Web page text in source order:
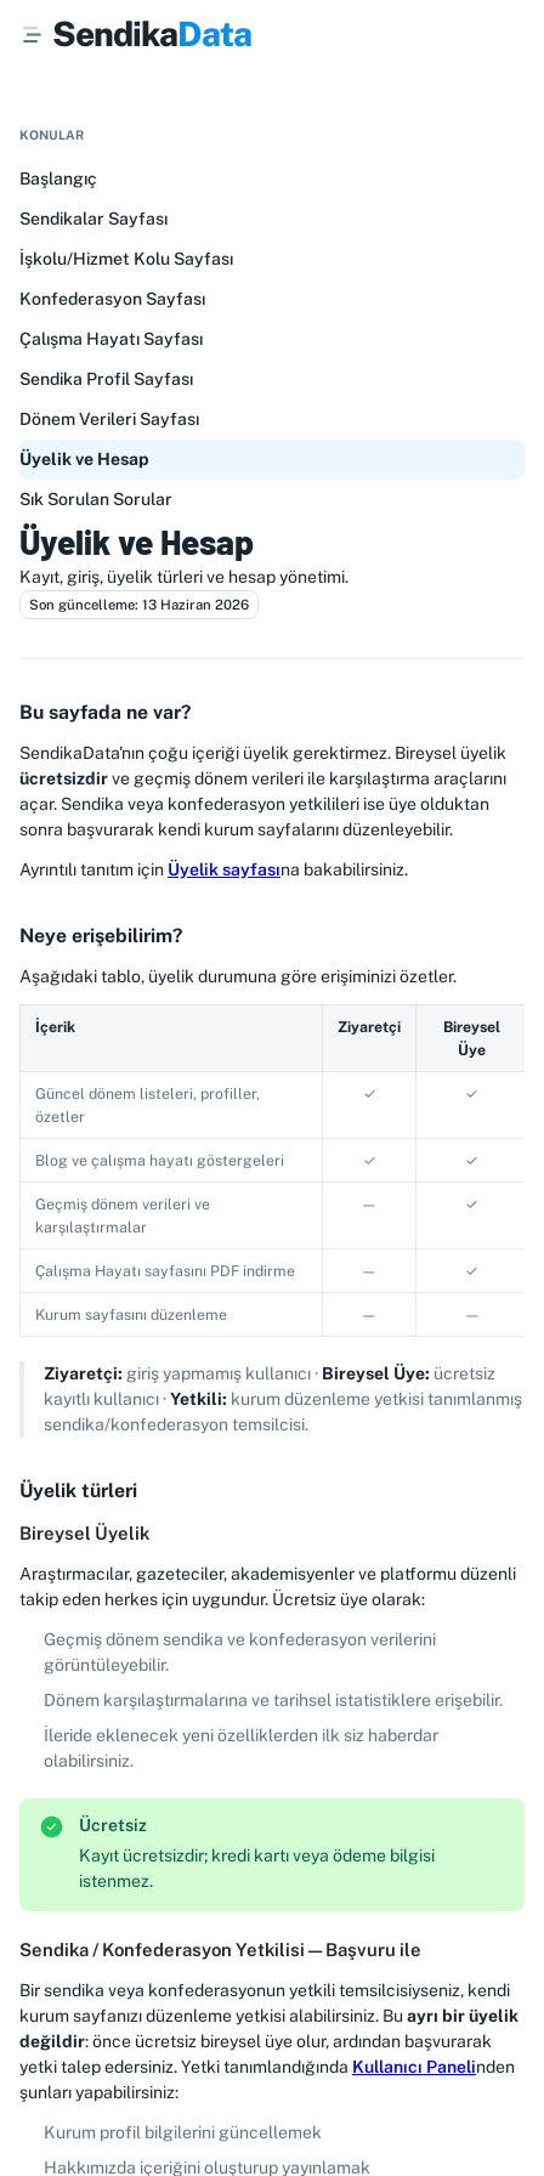
SendikaData
KONULAR
Başlangıç
Sendikalar Sayfası
İşkolu/Hizmet Kolu Sayfası
Konfederasyon Sayfası
Çalışma Hayatı Sayfası
Sendika Profil Sayfası
Dönem Verileri Sayfası
Üyelik ve Hesap
Sık Sorulan Sorular
Üyelik ve Hesap
Kayıt, giriş, üyelik türleri ve hesap yönetimi.
Son güncelleme: 13 Haziran 2026
Bu sayfada ne var?
SendikaData'nın çoğu içeriği üyelik gerektirmez. Bireysel üyelik
ücretsizdirve geçmiş dönem verileri ile karşılaştırma araçlarını
açar. Sendika veya konfederasyon yetkilileri ise üye olduktan
sonra başvurarak kendi kurum sayfalarını düzenleyebilir.
Ayrıntılı tanıtım için Üyelik sayfasına bakabilirsiniz.
Neye erişebilirim?
Aşağıdaki tablo, üyelik durumuna göre erişiminizi özetler.
İçerik Ziyaretçi
Bireysel
Üye
Güncel dönem listeleri, profiller,
özetler
✓ ✓
Blog ve çalışma hayatı göstergeleri ✓ ✓
Geçmiş dönem verileri ve
karşılaştırmalar
— ✓
Çalışma Hayatı sayfasını PDF indirme — ✓
Kurum sayfasını düzenleme — —
Ziyaretçi: giriş yapmamış kullanıcı · Bireysel Üye: ücretsiz
kayıtlı kullanıcı ·Yetkili: kurum düzenleme yetkisi tanımlanmış
sendika/konfederasyon temsilcisi.
Üyelik türleri
Bireysel Üyelik
Araştırmacılar, gazeteciler, akademisyenler ve platformu düzenli
takip eden herkes için uygundur. Ücretsiz üye olarak:
Geçmiş dönem sendika ve konfederasyon verilerini
görüntüleyebilir.
Dönem karşılaştırmalarına ve tarihsel istatistiklere erişebilir.
İleride eklenecek yeni özelliklerden ilk siz haberdar
olabilirsiniz.
Ücretsiz
Kayıt ücretsizdir; kredi kartı veya ödeme bilgisi
istenmez.
Sendika / Konfederasyon Yetkilisi — Başvuru ile
Bir sendika veya konfederasyonun yetkili temsilcisiyseniz, kendi
kurum sayfanızı düzenleme yetkisi alabilirsiniz. Bu ayrı bir üyelik
değildir: önce ücretsiz bireysel üye olur, ardından başvurarak
yetki talep edersiniz. Yetki tanımlandığında Kullanıcı Panelinden
şunları yapabilirsiniz:
Kurum profil bilgilerini güncellemek
Hakkımızda içeriğini oluşturup yayınlamak